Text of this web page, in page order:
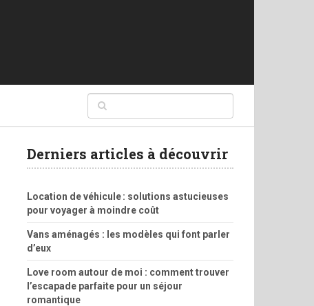
Derniers articles à découvrir
Location de véhicule : solutions astucieuses
pour voyager à moindre coût
Vans aménagés : les modèles qui font parler
d’eux
Love room autour de moi : comment trouver
l’escapade parfaite pour un séjour
romantique